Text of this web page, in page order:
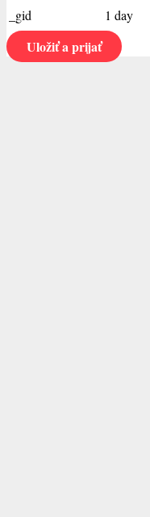
_gid
1 day
Uložiť a prijať